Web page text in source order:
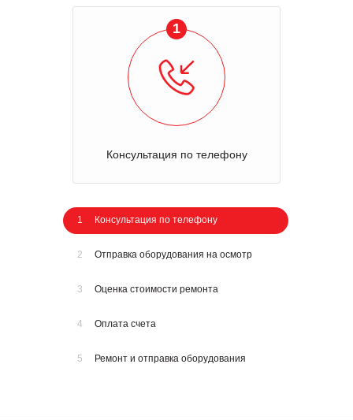
1
Консультация по телефону
1 Консультация по телефону
2 Отправка оборудования на осмотр
3 Оценка стоимости ремонта
4 Оплата счета
5 Ремонт и отправка оборудования